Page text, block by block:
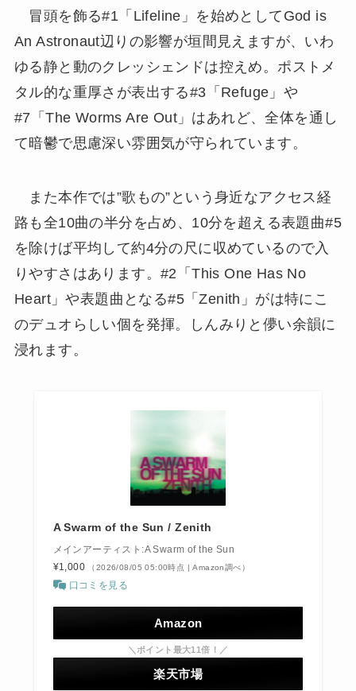
冒頭を飾る#1「Lifeline」を始めとしてGod is
An Astronaut辺りの影響が垣間見えますが、いわ
ゆる静と動のクレッシェンドは控えめ。ポストメ
タル的な重厚さが表出する#3「Refuge」や
#7「The Worms Are Out」はあれど、全体を通し
て暗鬱で思慮深い雰囲気が守られています。
また本作では”歌もの”という身近なアクセス経
路も全10曲の半分を占め、10分を超える表題曲#5
を除けば平均して約4分の尺に収めているので入
りやすさはあります。#2「This One Has No
Heart」や表題曲となる#5「Zenith」がは特にこ
のデュオらしい個を発揮。しんみりと儚い余韻に
浸れます。
A Swarm of the Sun / Zenith
メインアーティスト:A Swarm of the Sun
¥1,000
（2026/08/05 05:00時点 | Amazon調べ）
口コミを見る
Amazon
＼ポイント最大11倍！／
楽天市場